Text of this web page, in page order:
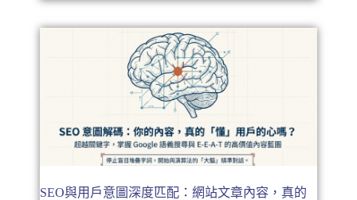
SEO與用戶意圖深度匹配：網站文章內容，真的